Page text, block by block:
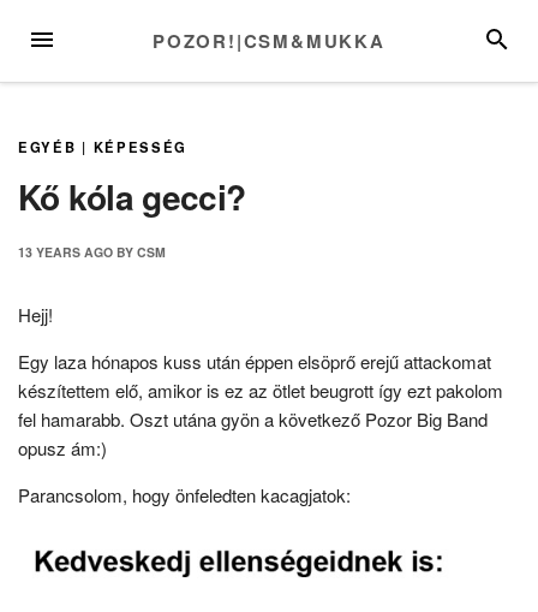
MENU POZOR!|CSM&MUKKA
EGYÉB | KÉPESSÉG
Kő kóla gecci?
13 YEARS AGO BY CSM
Hejj!
Egy laza hónapos kuss után éppen elsöprő erejű attackomat
készítettem elő, amikor is ez az ötlet beugrott így ezt pakolom
fel hamarabb. Oszt utána gyön a következő Pozor Big Band
opusz ám:)
Parancsolom, hogy önfeledten kacagjatok: